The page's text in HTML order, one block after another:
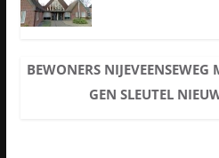
BEWONERS NIJEVEENSEWEG
GEN SLEUTEL